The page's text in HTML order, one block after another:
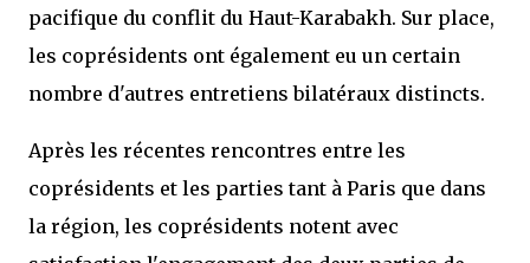
pacifique du conflit du Haut-Karabakh. Sur place,
les coprésidents ont également eu un certain
nombre d'autres entretiens bilatéraux distincts.
Après les récentes rencontres entre les
coprésidents et les parties tant à Paris que dans
la région, les coprésidents notent avec